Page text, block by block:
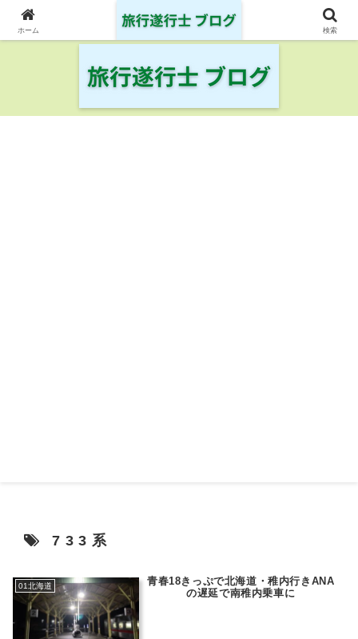
日本の鉄道・空港を制覇した旅行遂行士の旅の記録
733系
01北海道
青春18きっぷで北海道・稚内行きANA
の遅延で南稚内乗車に
ホーム 検索